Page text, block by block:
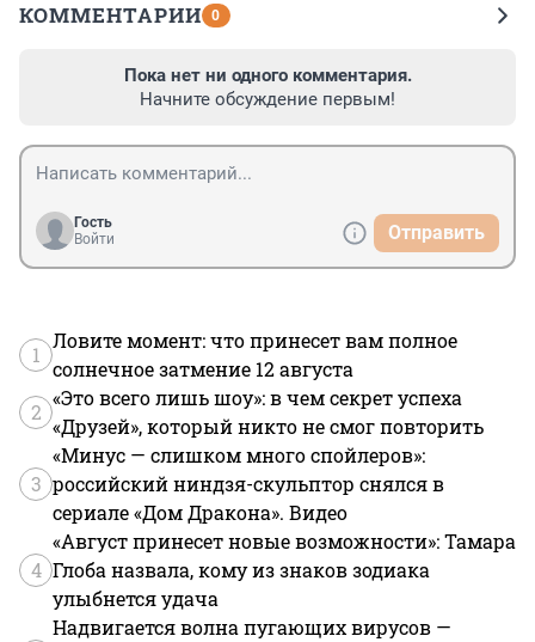
КОММЕНТАРИИ 0
Пока нет ни одного комментария.
Начните обсуждение первым!
Гость
Войти
Отправить
1
Ловите момент: что принесет вам полное
солнечное затмение 12 августа
2
«Это всего лишь шоу»: в чем секрет успеха
«Друзей», который никто не смог повторить
3
«Минус — слишком много спойлеров»:
российский ниндзя-скульптор снялся в
сериале «Дом Дракона». Видео
4
«Август принесет новые возможности»: Тамара
Глоба назвала, кому из знаков зодиака
улыбнется удача
Надвигается волна пугающих вирусов —